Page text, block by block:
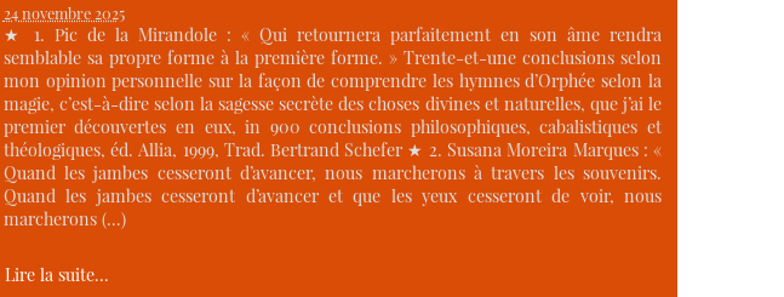
24 novembre 2025
★ 1. Pic de la Mirandole : « Qui retournera parfaitement en son âme rendra
semblable sa propre forme à la première forme. » Trente-et-une conclusions selon
mon opinion personnelle sur la façon de comprendre les hymnes d’Orphée selon la
magie, c’est-à-dire selon la sagesse secrète des choses divines et naturelles, que j’ai le
premier découvertes en eux, in 900 conclusions philosophiques, cabalistiques et
théologiques, éd. Allia, 1999, Trad. Bertrand Schefer ★ 2. Susana Moreira Marques : «
Quand les jambes cesseront d’avancer, nous marcherons à travers les souvenirs.
Quand les jambes cesseront d’avancer et que les yeux cesseront de voir, nous
marcherons (…)
Lire la suite…